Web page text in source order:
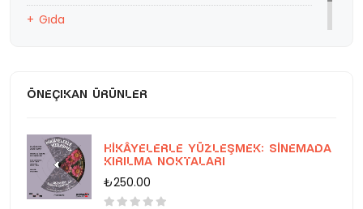
Gıda
ÖNEÇIKAN ÜRÜNLER
Hikâyelerle Yüzleşmek: Sinemada
Kırılma Noktaları
₺250.00